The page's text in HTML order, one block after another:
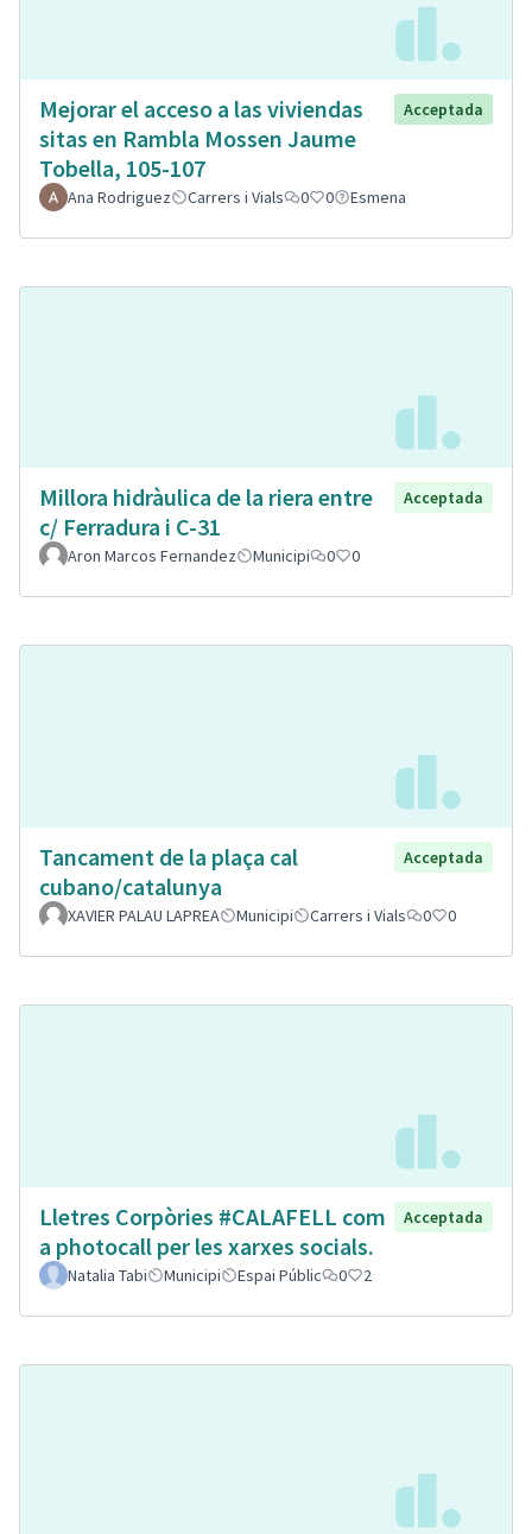
Mejorar el acceso a las viviendas
sitas en Rambla Mossen Jaume
Tobella, 105-107
Acceptada
Ana Rodriguez Carrers i Vials 0 0 Esmena
Millora hidràulica de la riera entre
c/ Ferradura i C-31
Acceptada
Aron Marcos Fernandez Municipi 0 0
Tancament de la plaça cal
cubano/catalunya
Acceptada
XAVIER PALAU LAPREA Municipi Carrers i Vials 0 0
Lletres Corpòries #CALAFELL com
a photocall per les xarxes socials.
Acceptada
Natalia Tabi Municipi Espai Públic 0 2